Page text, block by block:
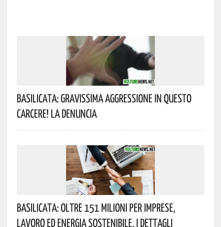
Basilicata: Gravissima Aggressione In Questo
Carcere! La Denuncia
Basilicata: Oltre 151 Milioni Per Imprese,
Lavoro Ed Energia Sostenibile. I Dettagli